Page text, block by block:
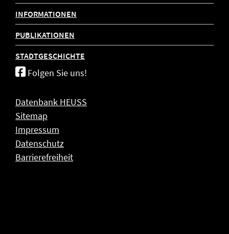
INFORMATIONEN
PUBLIKATIONEN
STADTGESCHICHTE
Folgen Sie uns!
Datenbank HEUSS
Sitemap
Impressum
Datenschutz
Barrierefreiheit